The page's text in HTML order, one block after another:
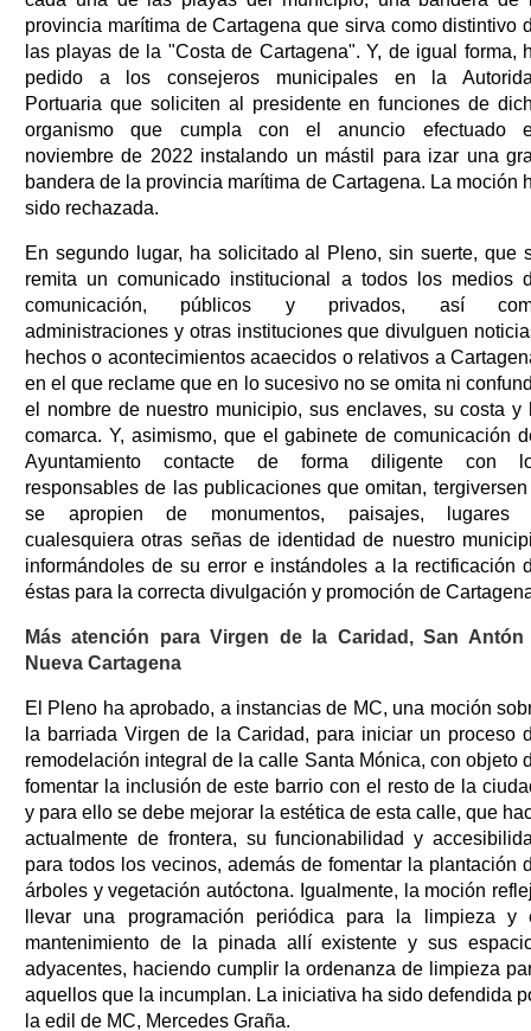
provincia marítima de Cartagena que sirva como distintivo
las playas de la "Costa de Cartagena". Y, de igual forma,
pedido a los consejeros municipales en la
Portuaria que soliciten al presidente en funciones de
organismo que cumpla con el anuncio efectuado
noviembre de 2022 instalando un mástil para izar una
bandera de la provincia marítima de Cartagena. La moción
sido rechazada.
En segundo lugar, ha solicitado al Pleno, sin suerte, que
remita un comunicado institucional a todos los medios
comunicación, públicos y privados, así
administraciones y otras instituciones que divulguen
hechos o acontecimientos acaecidos o relativos a
en el que reclame que en lo sucesivo no se omita ni
el nombre de nuestro municipio, sus enclaves, su costa y
comarca. Y, asimismo, que el gabinete de comunicación
Ayuntamiento contacte de forma diligente con
responsables de las publicaciones que omitan,
se apropien de monumentos, paisajes, lugares
cualesquiera otras señas de identidad de nuestro
informándoles de su error e instándoles a la rectificación
éstas para la correcta divulgación y promoción de
Más atención para Virgen de la Caridad, San Antón
Nueva Cartagena
El Pleno ha aprobado, a instancias de MC, una moción
la barriada Virgen de la Caridad, para iniciar un proceso
remodelación integral de la calle Santa Mónica, con objeto
fomentar la inclusión de este barrio con el resto de la
y para ello se debe mejorar la estética de esta calle, que
actualmente de frontera, su funcionabilidad y
para todos los vecinos, además de fomentar la plantación
árboles y vegetación autóctona. Igualmente, la moción
llevar una programación periódica para la limpieza y
mantenimiento de la pinada allí existente y sus
adyacentes, haciendo cumplir la ordenanza de limpieza
aquellos que la incumplan. La iniciativa ha sido defendida
la edil de MC, Mercedes Graña.